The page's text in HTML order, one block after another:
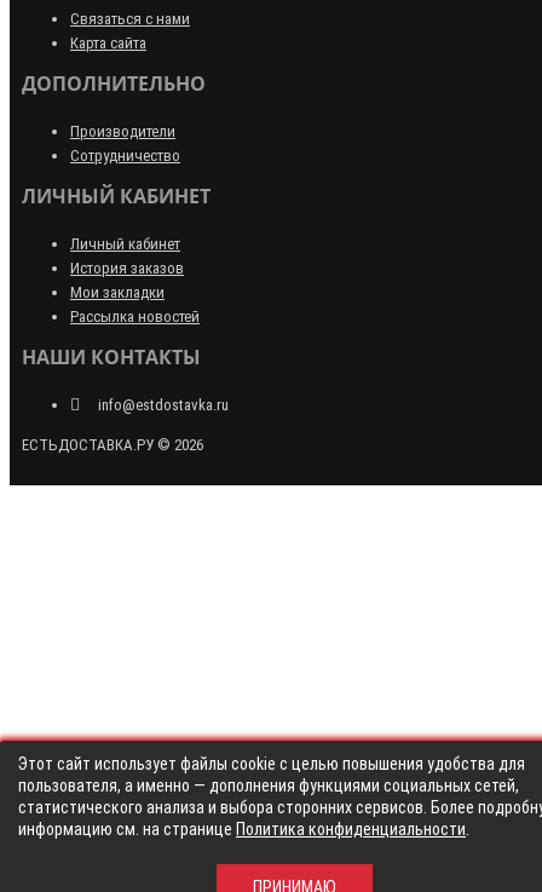
Связаться с нами
Карта сайта
ДОПОЛНИТЕЛЬНО
Производители
Сотрудничество
ЛИЧНЫЙ КАБИНЕТ
Личный кабинет
История заказов
Мои закладки
Рассылка новостей
НАШИ КОНТАКТЫ
info@estdostavka.ru
ЕСТЬДОСТАВКА.РУ © 2026
Этот сайт использует файлы cookie с целью повышения удобства для
пользователя, а именно — дополнения функциями социальных сетей,
статистического анализа и выбора сторонних сервисов. Более
информацию см. на странице Политика конфиденциальности
ПРИНИМАЮ